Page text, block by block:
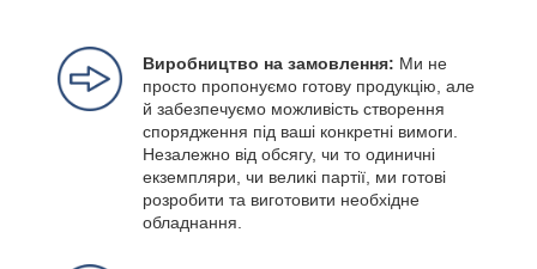
Виробництво на замовлення: Ми не
просто пропонуємо готову продукцію, але
й забезпечуємо можливість створення
спорядження під ваші конкретні вимоги.
Незалежно від обсягу, чи то одиничні
екземпляри, чи великі партії, ми готові
розробити та виготовити необхідне
обладнання.